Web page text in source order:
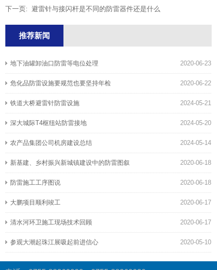
下一页:避雷针与接闪杆是不同的防雷器件还是什么
推荐新闻
2020-06-23
地下油罐卸油口防雷等电位处理
2020-06-22
危化品防雷设施要规范也要坚持年检
2024-05-21
铁道大桥避雷针防雷设施
2024-05-20
深大城际T4枢纽站防雷接地
2024-05-14
农产品集团公司机房建设总结
2020-06-18
新基建、乡村振兴新城镇建设中的防雷图叙
2020-06-18
防雷施工工序图说
2020-06-17
大鹏项目顺利竣工
2020-06-17
清水河环卫施工现场技术回顾
2020-05-10
参观大潮起珠江展吸起前进信心